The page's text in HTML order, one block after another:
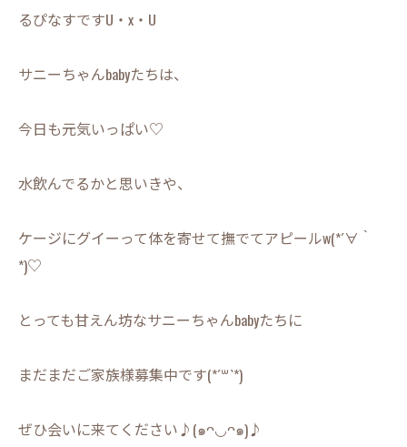
るぴなすですU・x・U
サニーちゃんbabyたちは、
今日も元気いっぱい♡
水飲んでるかと思いきや、
ケージにグイーって体を寄せて撫でてアピールw(*´∀｀
*)♡
とっても甘えん坊なサニーちゃんbabyたちに
まだまだご家族様募集中です(*´꒳`*)
ぜひ会いに来てください♪(๑ᴖ◡ᴖ๑)♪